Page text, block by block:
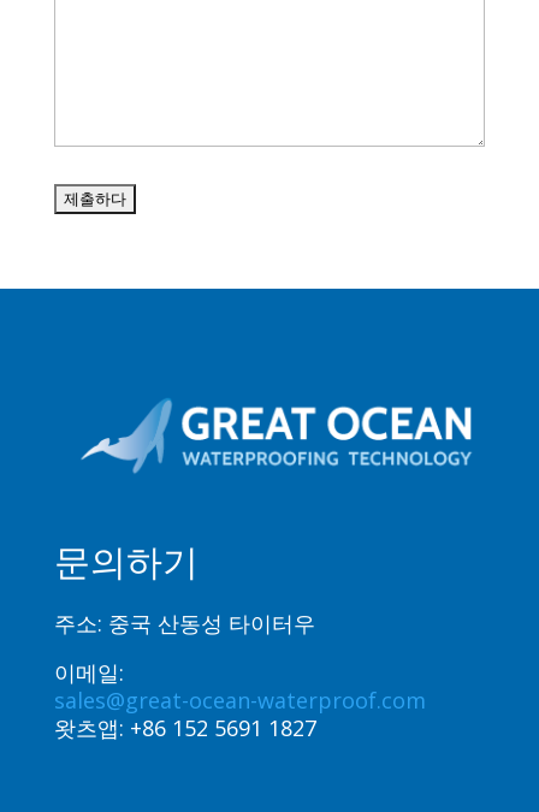
문의하기
주소: 중국 산동성 타이터우
이메일:
sales@great-ocean-waterproof.com
왓츠앱: +86 152 5691 1827Spanish (Spain)
Belarusian
Malay
Azerbaijani